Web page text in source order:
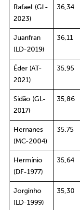
Rafael (GL-
2023)
36,34
Juanfran
(LD-2019)
36,11
Éder (AT-
2021)
35,95
Sidão (GL-
2017)
35,86
Hernanes
(MC-2004)
35,75
Hermínio
(DF-1977)
35,64
Jorginho
(LD-1999)
35,30